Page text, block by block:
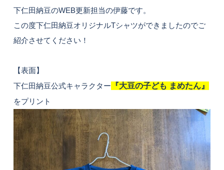
下仁田納豆のWEB更新担当の伊藤です。
この度下仁田納豆オリジナルTシャツができましたのでご
紹介させてください！
【表面】
下仁田納豆公式キャラクター 『大豆の子ども まめたん』
をプリント